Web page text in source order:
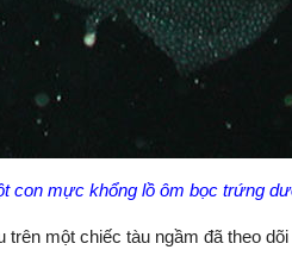
con mực khổng lồ ôm bọc trứng
trên một chiếc tàu ngầm đã theo